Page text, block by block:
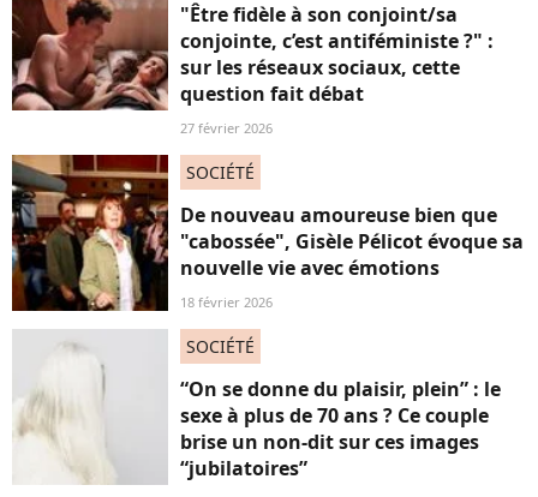
"Être fidèle à son conjoint/sa
conjointe, c’est antiféministe ?" :
sur les réseaux sociaux, cette
question fait débat
27 février 2026
SOCIÉTÉ
De nouveau amoureuse bien que
"cabossée", Gisèle Pélicot évoque sa
nouvelle vie avec émotions
18 février 2026
SOCIÉTÉ
“On se donne du plaisir, plein” : le
sexe à plus de 70 ans ? Ce couple
brise un non-dit sur ces images
“jubilatoires”